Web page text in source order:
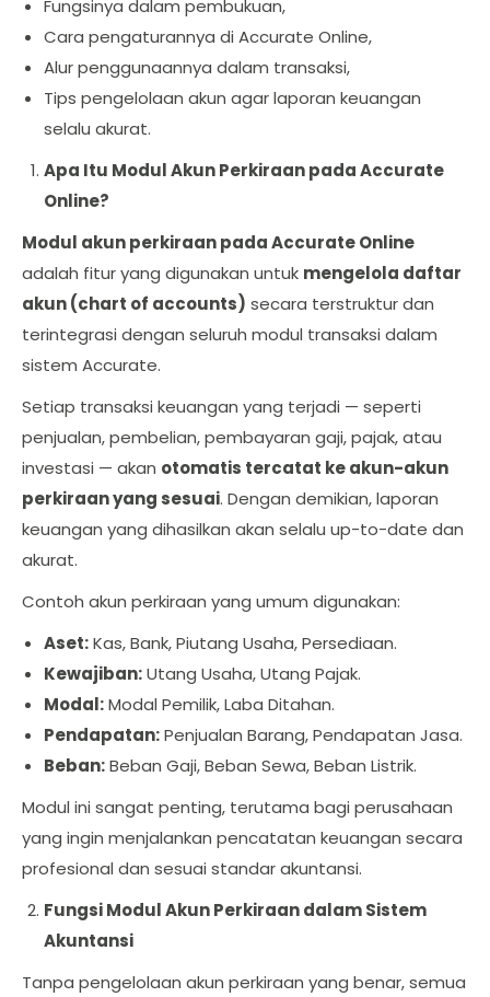
Fungsinya dalam pembukuan,
Cara pengaturannya di Accurate Online,
Alur penggunaannya dalam transaksi,
Tips pengelolaan akun agar laporan keuangan
selalu akurat.
Apa Itu Modul Akun Perkiraan pada Accurate
Online?
Modul akun perkiraan pada Accurate Online
adalah fitur yang digunakan untuk mengelola daftar
akun (chart of accounts) secara terstruktur dan
terintegrasi dengan seluruh modul transaksi dalam
sistem Accurate.
Setiap transaksi keuangan yang terjadi — seperti
penjualan, pembelian, pembayaran gaji, pajak, atau
investasi — akan otomatis tercatat ke akun-akun
perkiraan yang sesuai. Dengan demikian, laporan
keuangan yang dihasilkan akan selalu up-to-date dan
akurat.
Contoh akun perkiraan yang umum digunakan:
Aset:Kas, Bank, Piutang Usaha, Persediaan.
Kewajiban:Utang Usaha, Utang Pajak.
Modal:Modal Pemilik, Laba Ditahan.
Pendapatan:Penjualan Barang, Pendapatan Jasa.
Beban:Beban Gaji, Beban Sewa, Beban Listrik.
Modul ini sangat penting, terutama bagi perusahaan
yang ingin menjalankan pencatatan keuangan secara
profesional dan sesuai standar akuntansi.
Fungsi Modul Akun Perkiraan dalam Sistem
Akuntansi
Tanpa pengelolaan akun perkiraan yang benar, semua